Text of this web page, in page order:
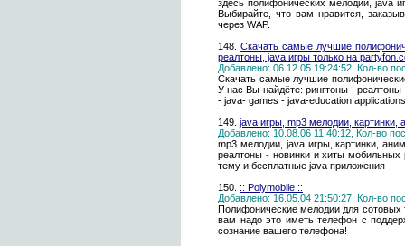
здесь полифонических мелодий, java
Выбирайте, что вам нравится,
через WAP.
148. Скачать самые лучшие
реалтоны, java игры только на
Добавлено: 06.12.05 19:24:52, Кол-во
Скачать самые лучшие
У нас Вы найдёте: рингтоны -
- java- games - java-education
149. java игры, mp3 мелодии,
Добавлено: 10.08.06 11:40:12, Кол-во
mp3 мелодии, java игры, картинки,
реалтоны - новинки и хиты мобильных
тему и бесплатные java приложения
150. :: Polymobile ::
Добавлено: 16.05.04 21:50:27, Кол-во
Полифонические мелодии для сотовых
вам надо это иметь телефон с
сознание вашего телефона!